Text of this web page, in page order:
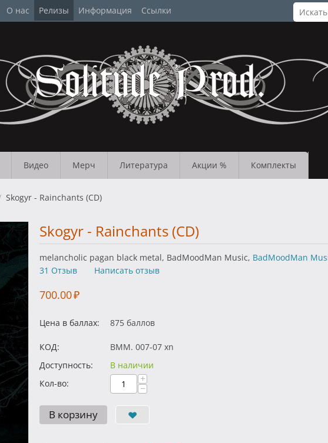
О нас Релизы Информация Ссылки
Видео Мерч Литература Акции % Комплекты
Skogyr - Rainchants (CD)
Skogyr - Rainchants (CD)
melancholic pagan black metal, BadMoodMan Music, BadMoodMan
31 Отзыв
Написать отзыв
700.00₽
Цена в баллах: 875 баллов
КОД:
BMM. 007-07 xn
Доступность:
В наличии
Кол-во:
+
−
В корзину